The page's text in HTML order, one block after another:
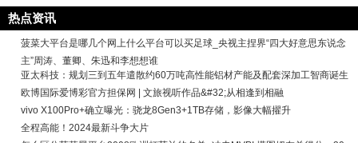
热点资讯
菠菜大平台是哪几个网上什么平台可以买足球_央视主捏界“四大好意思东说念
主”周涛、董卿、朱迅和李想想谁
亚太科技：规划三到五年遣散约60万吨高性能铝材产能及配套深加工智商诞生
欧博国际爱博彩官方担保网 | 文旅视听作品&#32;从相逢到相融
vivo X100Pro+确立曝光：骁龙8Gen3+1TB存储，影像大幅擢升
全程高能！2024最新斗争大片